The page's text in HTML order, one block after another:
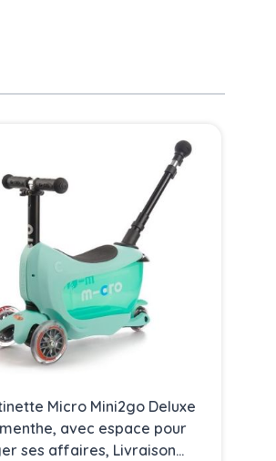
Micro Mini2go Deluxe
avec espace pour
ses affaires, Livraison